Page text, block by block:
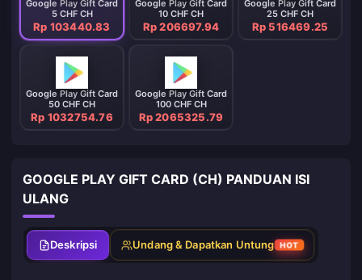
Google Play Gift Card
5 CHF CH
Rp 103440.83
Google Play Gift Card
10 CHF CH
Rp 206697.94
Google Play Gift Card
25 CHF CH
Rp 516469.25
Google Play Gift Card
50 CHF CH
Rp 1032754.76
Google Play Gift Card
100 CHF CH
Rp 2065325.79
GOOGLE PLAY GIFT CARD (CH) PANDUAN ISI
ULANG
Deskripsi Undang & Dapatkan Untung HOT